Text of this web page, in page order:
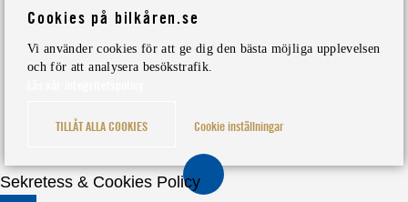
Cookies på bilkåren.se
Vi använder cookies för att ge dig den bästa möjliga upplevelsen
och för att analysera besökstrafik.
TILLÅT ALLA COOKIES Cookie inställningar
Sekretess & Cookies Policy